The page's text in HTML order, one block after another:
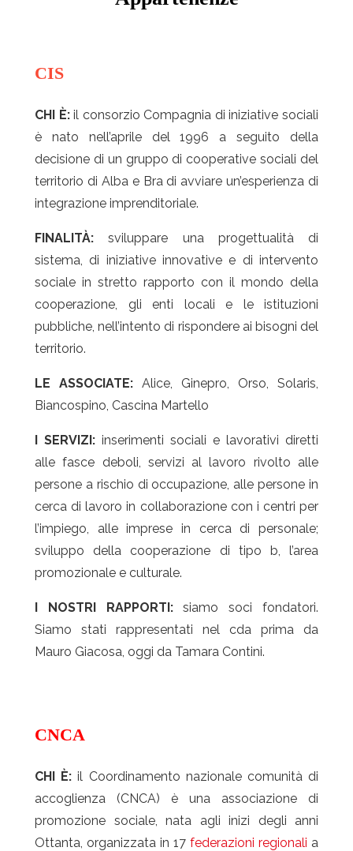
CIS
CHI È:il consorzio Compagnia di iniziative sociali
è nato nell’aprile del 1996 a seguito della
decisione di un gruppo di cooperative sociali del
territorio di Alba e Bra di avviare un’esperienza di
integrazione imprenditoriale.
FINALITÀ:sviluppare una progettualità di
sistema, di iniziative innovative e di intervento
sociale in stretto rapporto con il mondo della
cooperazione, gli enti locali e le istituzioni
pubbliche, nell’intento di rispondere ai bisogni del
territorio.
LE ASSOCIATE: Alice, Ginepro, Orso, Solaris,
Biancospino, Cascina Martello
I SERVIZI: inserimenti sociali e lavorativi diretti
alle fasce deboli, servizi al lavoro rivolto alle
persone a rischio di occupazione, alle persone in
cerca di lavoro in collaborazione con i centri per
l’impiego, alle imprese in cerca di personale;
sviluppo della cooperazione di tipo b, l’area
promozionale e culturale.
I NOSTRI RAPPORTI:siamo soci fondatori.
Siamo stati rappresentati nel cda prima da
Mauro Giacosa, oggi da Tamara Contini.
CNCA
CHI È: il Coordinamento nazionale comunità di
accoglienza (CNCA) è una associazione di
promozione sociale, nata agli inizi degli anni
Ottanta, organizzata in 17 federazioni regionali a